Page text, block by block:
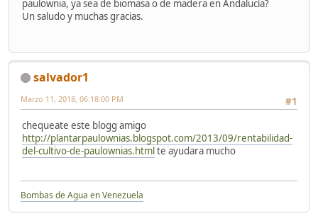
paulownia, ya sea de biomasa o de madera en Andalucía?
Un saludo y muchas gracias.
salvador1
#1
Marzo 11, 2018, 06:18:00 PM
chequeate este blogg amigo
http://plantarpaulownias.blogspot.com/2013/09/rentabilidad-
del-cultivo-de-paulownias.htmlte ayudara mucho
Bombas de Agua en Venezuela